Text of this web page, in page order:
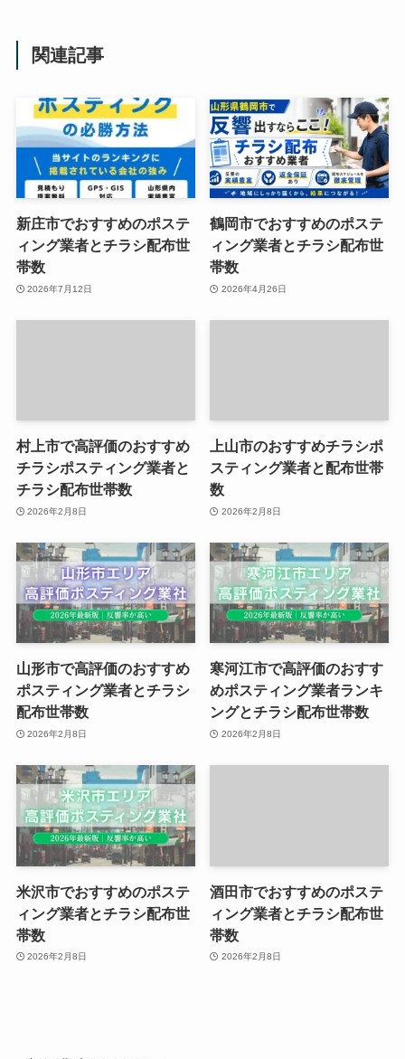
関連記事
新庄市でおすすめのポステ
ィング業者とチラシ配布世
帯数
2026年7月12日
鶴岡市でおすすめのポステ
ィング業者とチラシ配布世
帯数
2026年4月26日
村上市で高評価のおすすめ
チラシポスティング業者と
チラシ配布世帯数
2026年2月8日
上山市のおすすめチラシポ
スティング業者と配布世帯
数
2026年2月8日
山形市で高評価のおすすめ
ポスティング業者とチラシ
配布世帯数
2026年2月8日
寒河江市で高評価のおすす
めポスティング業者ランキ
ングとチラシ配布世帯数
2026年2月8日
米沢市でおすすめのポステ
ィング業者とチラシ配布世
帯数
2026年2月8日
酒田市でおすすめのポステ
ィング業者とチラシ配布世
帯数
2026年2月8日